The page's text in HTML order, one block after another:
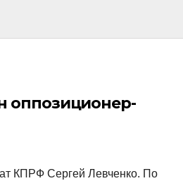
оппозиционер-
КПРФ Сергей Левченко. По